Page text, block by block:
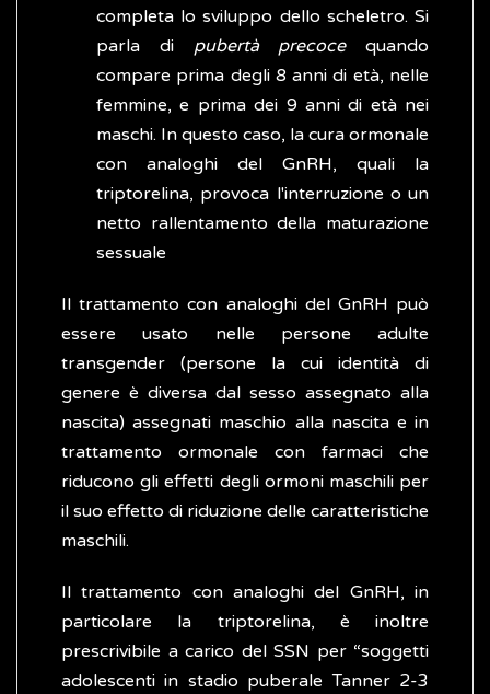
completa lo sviluppo dello scheletro. Si
parla di pubertà precocequando
compare prima degli 8 anni di età, nelle
femmine, e prima dei 9 anni di età nei
maschi. In questo caso, la cura ormonale
con analoghi del GnRH, quali la
triptorelina, provoca l'interruzione o un
netto rallentamento della maturazione
sessuale
Il trattamento con analoghi del GnRH può
essere usato nelle persone adulte
transgender (persone la cui identità di
genere è diversa dal sesso assegnato alla
nascita) assegnati maschio alla nascita e in
trattamento ormonale con farmaci che
riducono gli effetti degli ormoni maschili per
il suo effetto di riduzione delle caratteristiche
maschili.
Il trattamento con analoghi del GnRH, in
particolare la triptorelina, è inoltre
prescrivibile a carico del SSN per “soggetti
adolescenti in stadio puberale Tanner 2-3